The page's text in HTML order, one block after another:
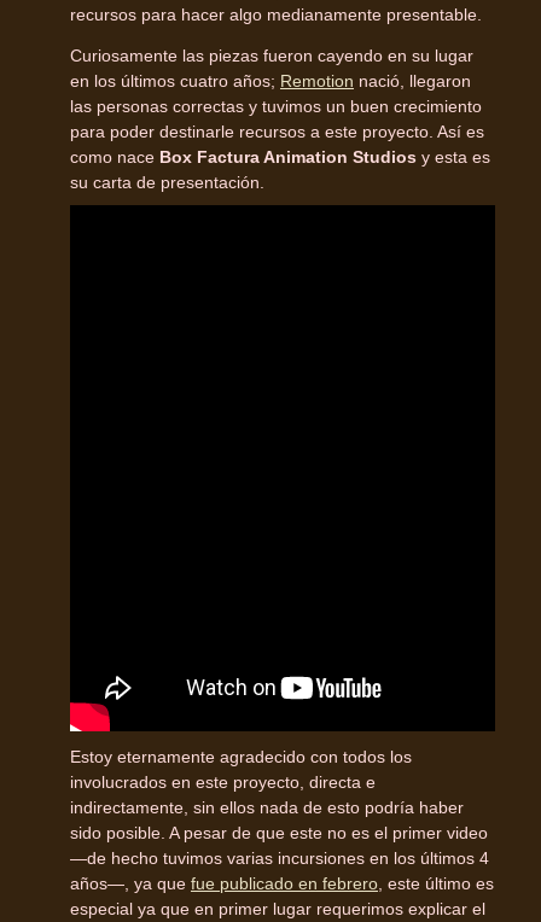
recursos para hacer algo medianamente presentable.
Curiosamente las piezas fueron cayendo en su lugar
en los últimos cuatro años; Remotion nació, llegaron
las personas correctas y tuvimos un buen crecimiento
para poder destinarle recursos a este proyecto. Así es
como nace Box Factura Animation Studios y esta es
su carta de presentación.
Estoy eternamente agradecido con todos los
involucrados en este proyecto, directa e
indirectamente, sin ellos nada de esto podría haber
sido posible. A pesar de que este no es el primer video
—de hecho tuvimos varias incursiones en los últimos 4
años—, ya que fue publicado en febrero , este último es
especial ya que en primer lugar requerimos explicar el